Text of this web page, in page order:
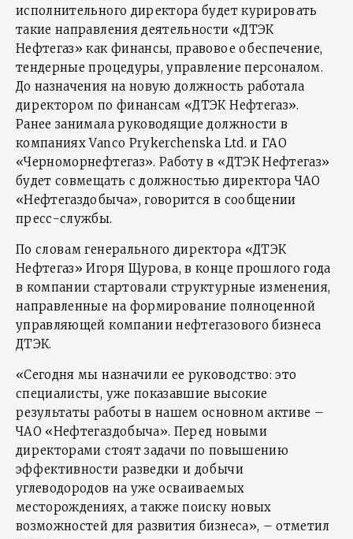
исполнительного директора будет курировать
такие направления деятельности «ДТЭК
Нефтегаз» как финансы, правовое обеспечение,
тендерные процедуры, управление персоналом.
До назначения на новую должность работала
директором по финансам «ДТЭК Нефтегаз».
Ранее занимала руководящие должности в
компаниях Vanco Prykerchenska Ltd. и ГАО
«Черноморнефтегаз». Работу в «ДТЭК Нефтегаз»
будет совмещать с должностью директора ЧАО
«Нефтегаздобыча», говорится в сообщении
пресс-службы.
По словам генерального директора «ДТЭК
Нефтегаз» Игоря Щурова, в конце прошлого года
в компании стартовали структурные изменения,
направленные на формирование полноценной
управляющей компании нефтегазового бизнеса
ДТЭК.
«Сегодня мы назначили ее руководство: это
специалисты, уже показавшие высокие
результаты работы в нашем основном активе –
ЧАО «Нефтегаздобыча». Перед новыми
директорами стоят задачи по повышению
эффективности разведки и добычи
углеводородов на уже осваиваемых
месторождениях, а также поиску новых
возможностей для развития бизнеса», – отметил